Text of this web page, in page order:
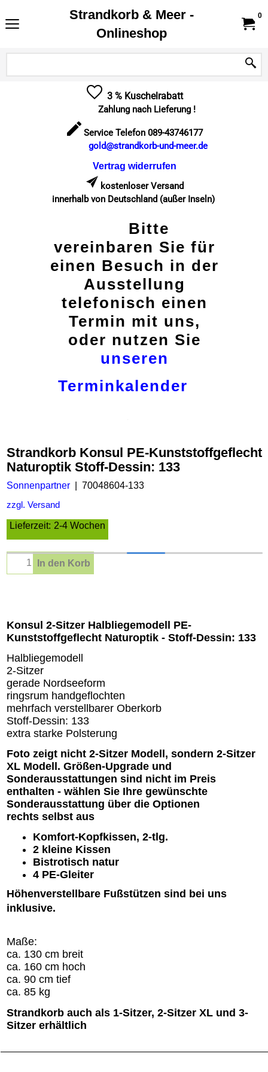
Strandkorb & Meer -
Onlineshop
0
3 % Kuschelrabatt
Zahlung nach Lieferung !
Service Telefon 089-43746177
gold@strandkorb-und-meer.de
Vertrag widerrufen
kostenloser Versand
innerhalb von Deutschland (außer Inseln)
Bitte
vereinbaren Sie für
einen Besuch in der
Ausstellung
telefonisch einen
Termin mit uns,
oder nutzen Sie
unseren
Terminkalender
Strandkorb Konsul PE-Kunststoffgeflecht
Naturoptik Stoff-Dessin: 133
Sonnenpartner 70048604-133
zzgl. Versand
Lieferzeit: 2-4 Wochen
In den Korb
Konsul 2-Sitzer Halbliegemodell PE-
Kunststoffgeflecht Naturoptik - Stoff-Dessin: 133
Halbliegemodell
2-Sitzer
gerade Nordseeform
ringsrum handgeflochten
mehrfach verstellbarer Oberkorb
Stoff-Dessin: 133
extra starke Polsterung
Foto zeigt nicht 2-Sitzer Modell, sondern 2-Sitzer
XL Modell. Größen-Upgrade und
Sonderausstattungen sind nicht im Preis
enthalten - wählen Sie Ihre gewünschte
Sonderausstattung über die Optionen
rechts selbst aus
Komfort-Kopfkissen, 2-tlg.
2 kleine Kissen
Bistrotisch natur
4 PE-Gleiter
Höhenverstellbare Fußstützen sind bei uns
inklusive.
Maße:
ca. 130 cm breit
ca. 160 cm hoch
ca. 90 cm tief
ca. 85 kg
Strandkorb auch als 1-Sitzer, 2-Sitzer XL und 3-
Sitzer erhältlich